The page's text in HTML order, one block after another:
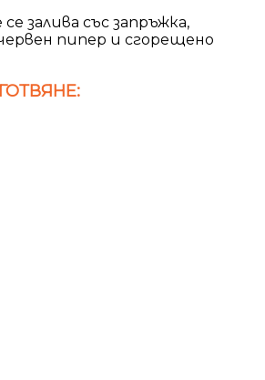
залива със запръжка,
пипер и сгорещено